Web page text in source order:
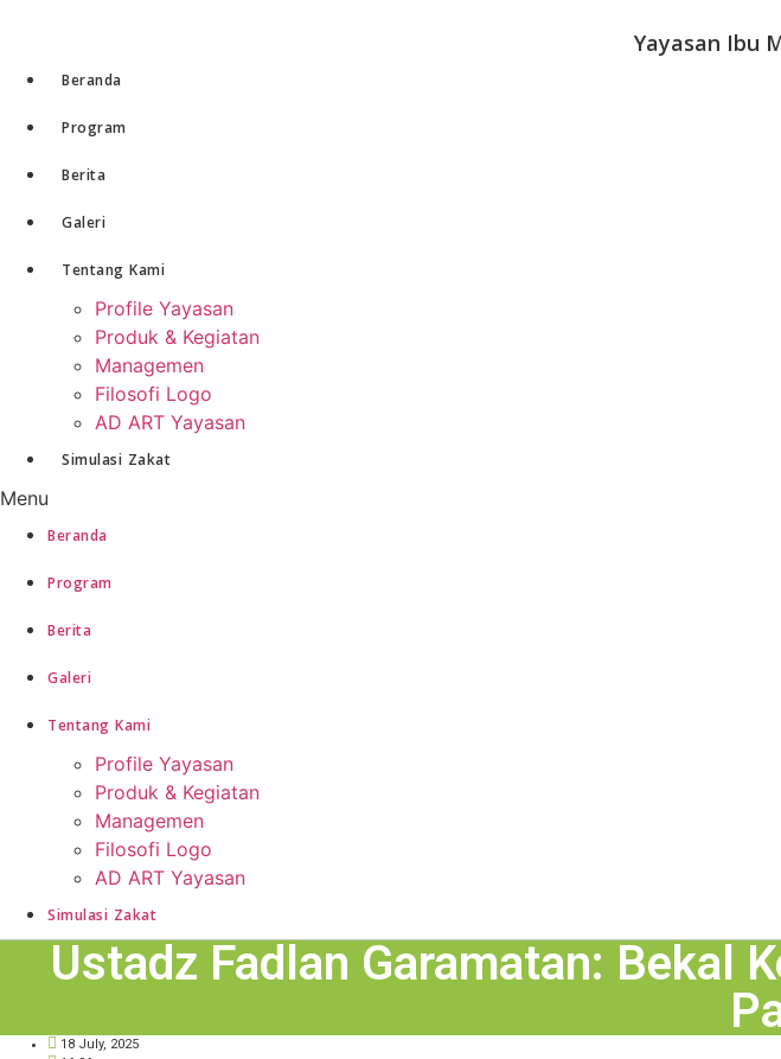
content
Yayasan Ibu
Beranda
Program
Berita
Galeri
Tentang Kami
Profile Yayasan
Produk & Kegiatan
Managemen
Filosofi Logo
AD ART Yayasan
Simulasi Zakat
Menu
Beranda
Program
Berita
Galeri
Tentang Kami
Profile Yayasan
Produk & Kegiatan
Managemen
Filosofi Logo
AD ART Yayasan
Simulasi Zakat
Ustadz Fadlan Garamatan: Bekal
18 July, 2025